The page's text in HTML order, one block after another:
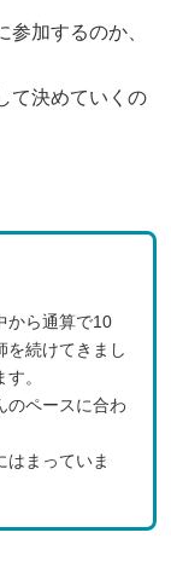
加するのか、
て決めていくの
から通算で10
を続けてきまし
。
のペースに合わ
はまっていま